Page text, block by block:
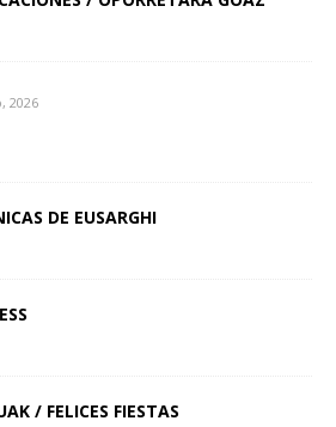
2026
DE EUSARGHI
/ FELICES FIESTAS